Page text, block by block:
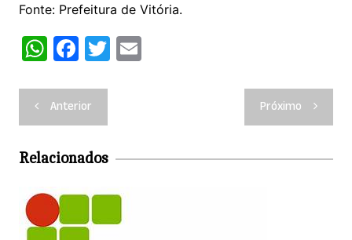
Fonte: Prefeitura de Vitória.
W
at
s
A
p
p
F
c
e
b
o
o
k
T E
Navegação
de
Post
Anterior Próximo
Relacionados